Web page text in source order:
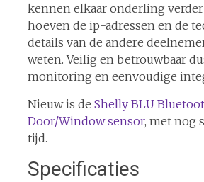
kennen elkaar onderling verder
hoeven de ip-adressen en de
details van de andere
weten. Veilig en betrouwbaar
monitoring en eenvoudige
Nieuw is de Shelly BLU
Door/Window sensor, met nog
tijd.
Specificaties